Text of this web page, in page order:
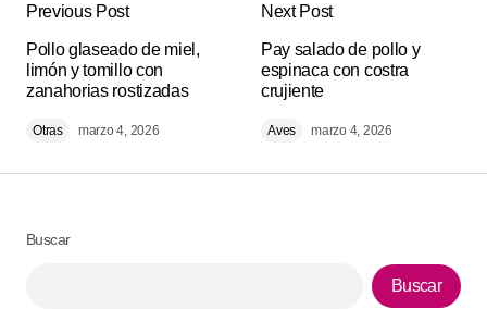
publicada. Los campos obligatorios están
marcados con
Comment*
Previous Post
Pollo glaseado de miel,
limón y tomillo con
zanahorias rostizadas
Otras marzo 4, 2026
Next Post
Pay salado de pollo y
espinaca con costra
crujiente
Aves marzo 4, 2026
Buscar
Buscar